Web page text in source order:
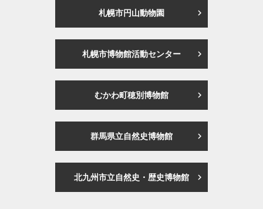
札幌市円山動物園
札幌市博物館活動センター
むかわ町穂別博物館
群馬県立自然史博物館
北九州市立自然史・歴史博物館